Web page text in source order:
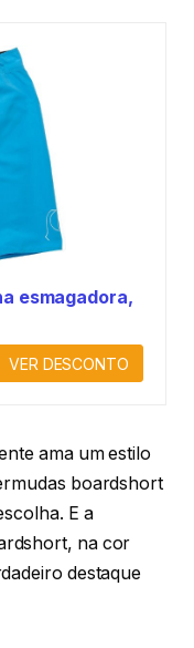
esmagadora,
VER DESCONTO
ama um estilo
boardshort
E a
na cor
destaque